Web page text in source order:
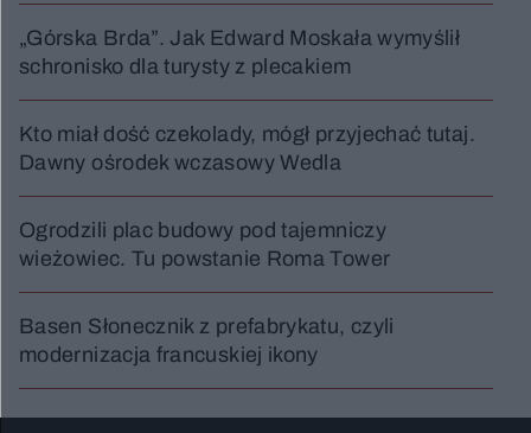
„Górska Brda”. Jak Edward Moskała wymyślił
schronisko dla turysty z plecakiem
Kto miał dość czekolady, mógł przyjechać tutaj.
Dawny ośrodek wczasowy Wedla
Ogrodzili plac budowy pod tajemniczy
wieżowiec. Tu powstanie Roma Tower
Basen Słonecznik z prefabrykatu, czyli
modernizacja francuskiej ikony